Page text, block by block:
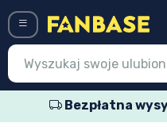
Bezpłatna